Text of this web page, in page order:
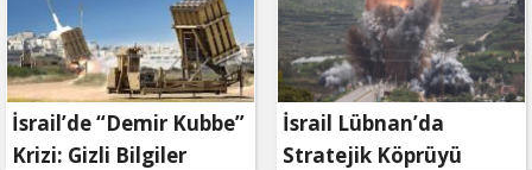
İsrail’de “Demir Kubbe”
Krizi: Gizli Bilgiler
İsrail Lübnan’da
Stratejik Köprüyü